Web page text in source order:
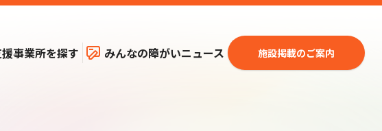
事業所を探す みんなの障がいニュース 施設掲載のご案内